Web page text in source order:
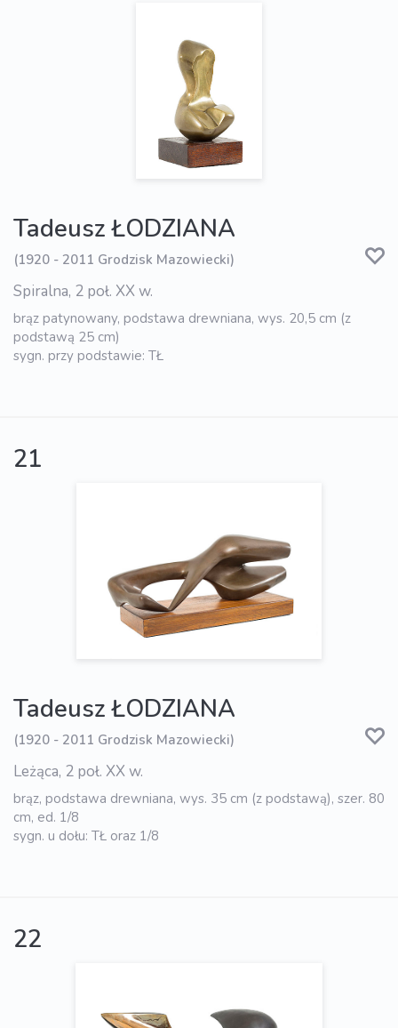
Tadeusz ŁODZIANA
(1920 - 2011 Grodzisk Mazowiecki)
Spiralna, 2 poł. XX w.
brąz patynowany, podstawa drewniana, wys. 20,5 cm (z
podstawą 25 cm)
sygn. przy podstawie: TŁ
21
Tadeusz ŁODZIANA
(1920 - 2011 Grodzisk Mazowiecki)
Leżąca, 2 poł. XX w.
brąz, podstawa drewniana, wys. 35 cm (z podstawą), szer. 80
cm, ed. 1/8
sygn. u dołu: TŁ oraz 1/8
22